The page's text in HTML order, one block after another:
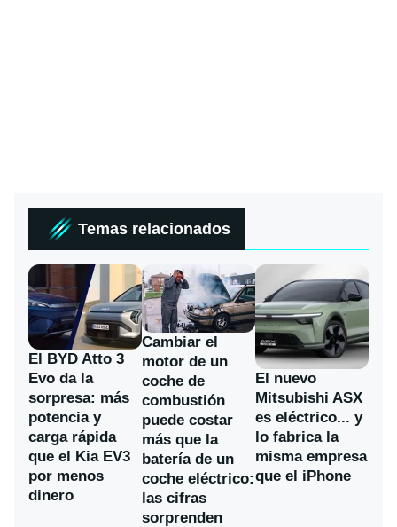
Temas relacionados
El BYD Atto 3
Evo da la
sorpresa: más
potencia y
carga rápida
que el Kia EV3
por menos
dinero
Cambiar el
motor de un
coche de
combustión
puede costar
más que la
batería de un
coche eléctrico:
las cifras
sorprenden
El nuevo
Mitsubishi ASX
es eléctrico... y
lo fabrica la
misma empresa
que el iPhone